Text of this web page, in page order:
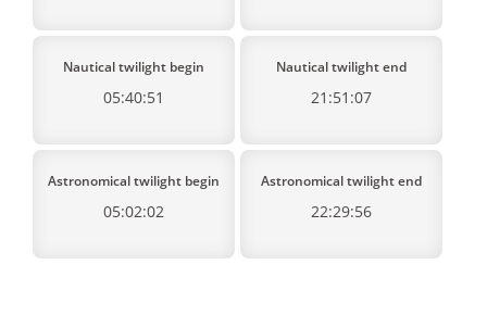
Nautical twilight begin
05:40:51
Nautical twilight end
21:51:07
Astronomical twilight begin
05:02:02
Astronomical twilight end
22:29:56